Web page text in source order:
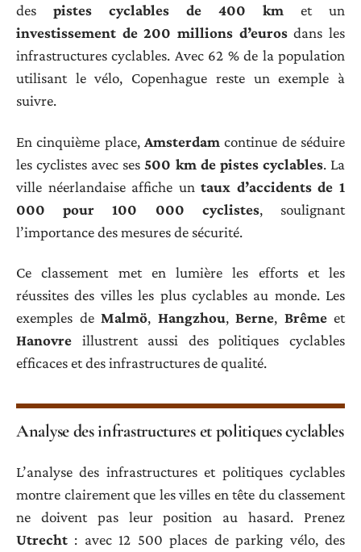
des pistes cyclables de 400 km et un
investissement de 200 millions d’eurosdans les
infrastructures cyclables. Avec 62 % de la population
utilisant le vélo, Copenhague reste un exemple à
suivre.
En cinquième place, Amsterdam continue de séduire
les cyclistes avec ses500 km de pistes cyclables. La
ville néerlandaise affiche untaux d’accidents de 1
000 pour 100 000 cyclistes, soulignant
l’importance des mesures de sécurité.
Ce classement met en lumière les efforts et les
réussites des villes les plus cyclables au monde. Les
exemples de Malmö, Hangzhou, Berne, Brêmeet
Hanovre illustrent aussi des politiques cyclables
efficaces et des infrastructures de qualité.
Analyse des infrastructures et politiques cyclables
L’analyse des infrastructures et politiques cyclables
montre clairement que les villes en tête du classement
ne doivent pas leur position au hasard. Prenez
Utrecht : avec 12 500 places de parking vélo, des